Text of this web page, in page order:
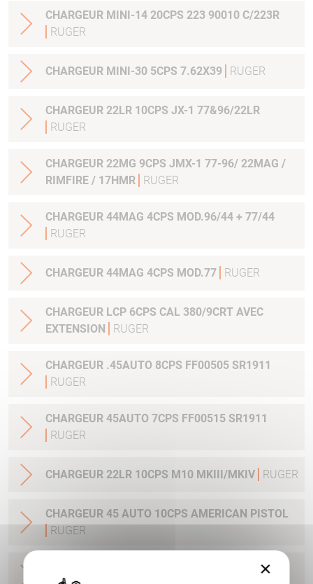
CHARGEUR MINI-14 20CPS 223 90010 C/223R
RUGER
CHARGEUR MINI-30 5CPS 7.62X39 RUGER
CHARGEUR 22LR 10CPS JX-1 77&96/22LR
RUGER
CHARGEUR 22MG 9CPS JMX-1 77-96/ 22MAG /
RIMFIRE / 17HMR
RUGER
CHARGEUR 44MAG 4CPS MOD.96/44 + 77/44
RUGER
CHARGEUR 44MAG 4CPS MOD.77 RUGER
CHARGEUR LCP 6CPS CAL 380/9CRT AVEC
EXTENSION
RUGER
CHARGEUR .45AUTO 8CPS FF00505 SR1911
RUGER
CHARGEUR 45AUTO 7CPS FF00515 SR1911
RUGER
CHARGEUR 22LR 10CPS M10 MKIII/MKIV RUGER
CHARGEUR 45 AUTO 10CPS AMERICAN PISTOL
RUGER
CHARGEUR 9 MM LUGER AMERICAN PISTOL
×